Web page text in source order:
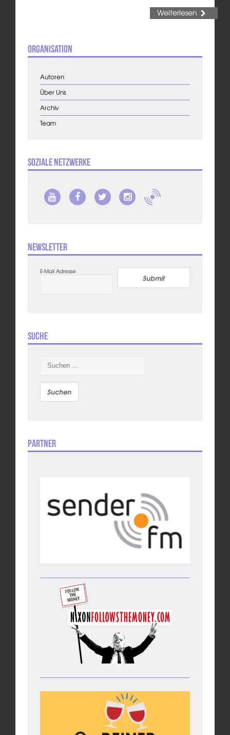
Weiterlesen
Organisation
Autoren
Über Uns
Archiv
Team
Soziale Netzwerke
Newsletter
E-Mail Adresse
Submit
Suche
nach:
Partner